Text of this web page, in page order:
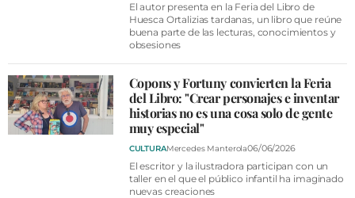
CULTURA
SOCIEDAD
OPINIÓN
El autor presenta en la Feria del Libro de
Huesca Ortalizias tardanas, un libro que reúne
buena parte de las lecturas, conocimientos y
obsesiones
Copons y Fortuny convierten la Feria
del Libro: "Crear personajes e inventar
historias no es una cosa solo de gente
muy especial"
CULTURAMercedes Manterola06/06/2026
El escritor y la ilustradora participan con un
taller en el que el público infantil ha imaginado
nuevas creaciones